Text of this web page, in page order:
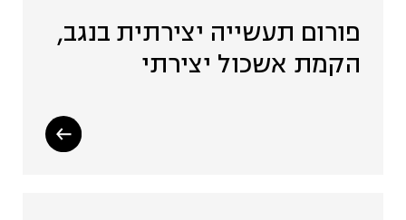
פורום תעשייה יצירתית בנגב,
הקמת אשכול יצירתי